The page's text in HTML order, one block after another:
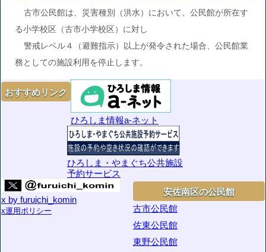
古市公民館は、災害種別（洪水）において、公民館が所在す
る小学校区（古市小学校区）に対し
警戒レベル４（避難指示）以上が発令された場合、公民館業
務としての施設利用を停止します。
おすすめリンク
ひろしま情報a-ネット
ひろしま・やまぐち公共施設
予約サービス
x by furuichi_komin
x運用ポリシー
安佐南区の公民館
古市公民館
佐東公民館
東野公民館